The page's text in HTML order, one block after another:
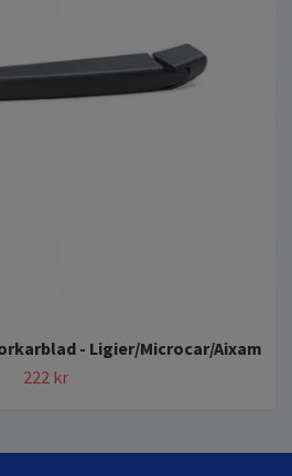
- Ligier/Microcar/Aixam
222 kr